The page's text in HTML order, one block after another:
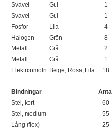
Svavel
Gul 1
Svavel
Gul 1
Fosfor
Lila 4
Halogen
Grön 8
Metall
Grå 2
Metall
Grå 1
Elektronmoln Beige, Rosa, Lila 18
Bindningar
Antal
Stel, kort
60
Stel, medium
55
Lång (flex)
25